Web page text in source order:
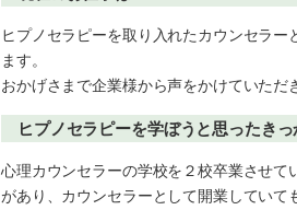
ヒプノセラピーを取り入れたカウンセラ
ます。
おかげさまで企業様から声をかけていただ
ヒプノセラピーを学ぼうと思ったきっ
心理カウンセラーの学校を２校卒業させ
があり、カウンセラーとして開業してい